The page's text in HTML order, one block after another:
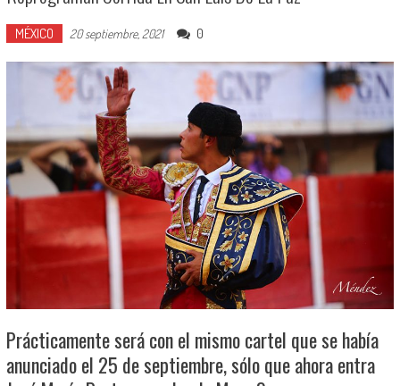
MÉXICO 20 septiembre, 2021 0
Prácticamente será con el mismo cartel que se había
anunciado el 25 de septiembre, sólo que ahora entra